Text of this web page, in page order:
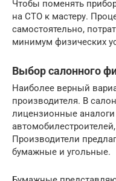
Чтобы поменять
на СТО к мастеру.
самостоятельно,
минимум физических
Выбор салонного
Наиболее верный
производителя. В
лицензионные
Производители
бумажные и угольные.